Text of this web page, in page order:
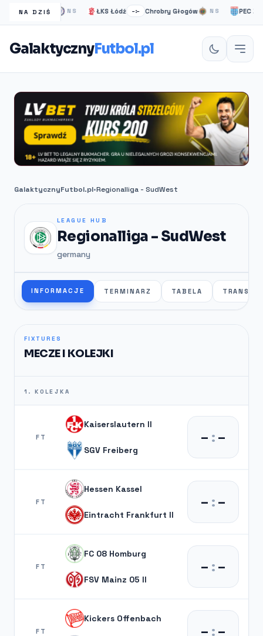
NA DZIŚ
Londyn NS ŁKS Łódź –:– Chrobry Głogów NS PEC Zwolle
GalaktycznyFutbol.pl
GalaktycznyFutbol.pl•Regionalliga - SudWest
LEAGUE HUB
Regionalliga - SudWest
germany
INFORMACJE TERMINARZ TABELA
FIXTURES
MECZE I KOLEJKI
1. KOLEJKA
FT
Kaiserslautern II
SGV Freiberg
– :–
FT
Hessen Kassel
Eintracht Frankfurt II
– :–
FT
FC 08 Homburg
FSV Mainz 05 II
– :–
FT
Kickers Offenbach
– :–